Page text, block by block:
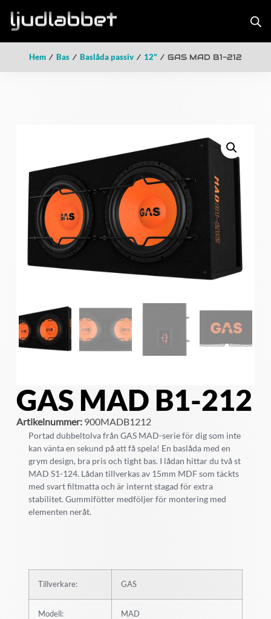
Hem / Bas / Baslåda passiv / 12" / GAS MAD B1-212
GAS MAD B1-212
Artikelnummer:900MADB1212
Portad dubbeltolva från GAS MAD-serie för dig som inte
kan vänta en sekund på att få spela! En baslåda med en
grym design, bra pris och tight bas. I lådan hittar du två st
MAD S1-124. Lådan tillverkas av 15mm MDF som täckts
med svart filtmatta och är internt stagad för extra
stabilitet. Gummifötter medföljer för montering med
elementen neråt.
Tillverkare: GAS
Modell: MAD